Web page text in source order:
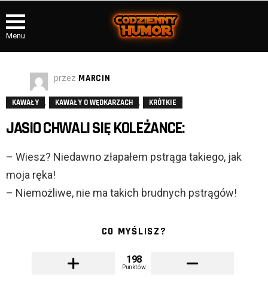
Menu
przez MARCIN
KAWAŁY , KAWAŁY O WĘDKARZACH , KRÓTKIE
JASIO CHWALI SIĘ KOLEŻANCE:
– Wiesz? Niedawno złapałem pstrąga takiego, jak
moja ręka!
– Niemożliwe, nie ma takich brudnych pstrągów!
CO MYŚLISZ?
198
Punktów